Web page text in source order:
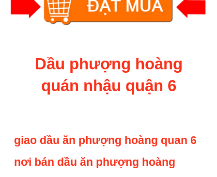
Dầu phượng hoàng
quán nhậu quận 6
giao dầu ăn phượng hoàng quan 6
nơi bán dầu ăn phượng hoàng